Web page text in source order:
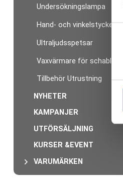
S
s
Undersökningslampa
Hand- och vinkelstycken
Ultraljudsspetsar
Vaxvärmare för schabloner
Tillbehör Utrustning
NYHETER
KAMPANJER
UTFÖRSÄLJNING
KURSER &EVENT
VARUMÄRKEN